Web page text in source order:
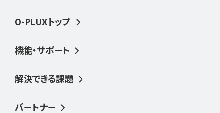
O-PLUXトップ
機能・サポート
解決できる課題
パートナー